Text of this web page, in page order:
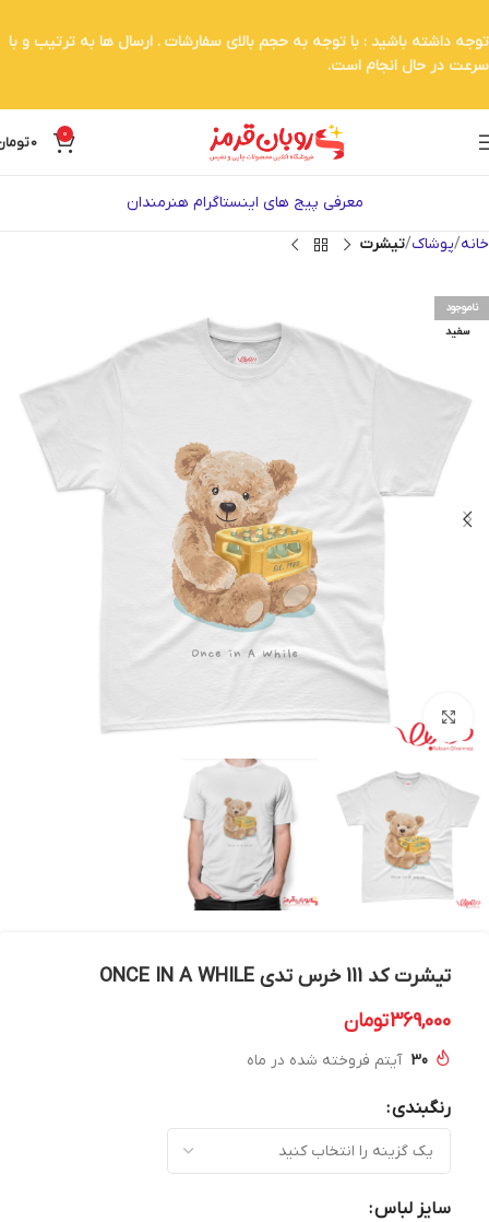
0
0
معرفی پیج های اینستاگرام هنرمندان
خانه پوشاک تیشرت
ناموجود
سفید
بزرگنمایی تصویر
تیشرت کد 111 خرس تدی ONCE IN A WHILE
369,000تومان
30 آیتم فروخته شده در ماه
رنگبندی
سایز لباس
توجه داشته باشید : با توجه به حجم بالای سفارشات . ارسال ها به ترتیب و با
سرعت در حال انجام است.